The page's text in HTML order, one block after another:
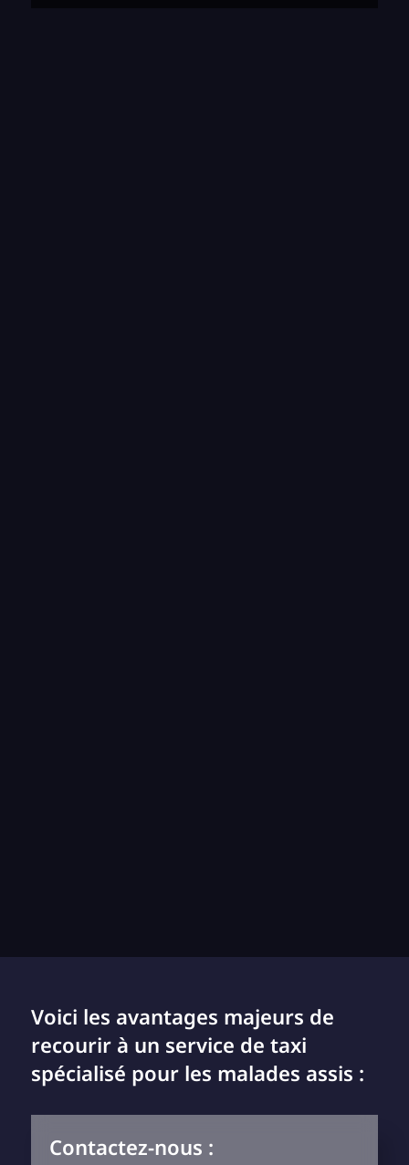
Voici les avantages majeurs de
recourir à un service de taxi
spécialisé pour les malades assis :
Contactez-nous :